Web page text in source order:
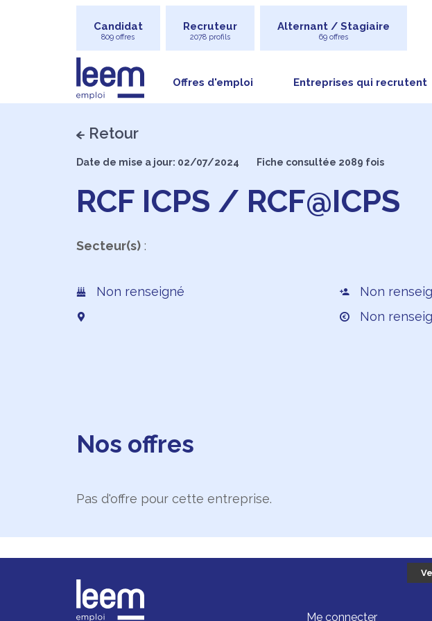
Candidat
809 offres
Recruteur
2078 profils
Alternant / Stagiaire
69 offres
Offres d'emploi Entreprises qui recrutent
Retour
Date de mise a jour: 02/07/2024 Fiche consultée 2089 fois
RCF ICPS / RCF@ICPS
Secteur(s):
Non renseigné
Non
Non
Nos offres
Pas d'offre pour cette entreprise.
Me connecter